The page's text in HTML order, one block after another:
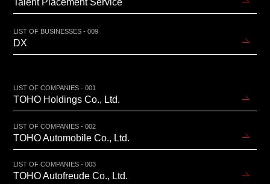
LIST OF BUSINESSES - 009
DX
LIST OF COMPANIES - 001
TOHO Holdings Co., Ltd.
LIST OF COMPANIES - 002
TOHO Automobile Co., Ltd.
LIST OF COMPANIES - 003
TOHO Autofreude Co., Ltd.